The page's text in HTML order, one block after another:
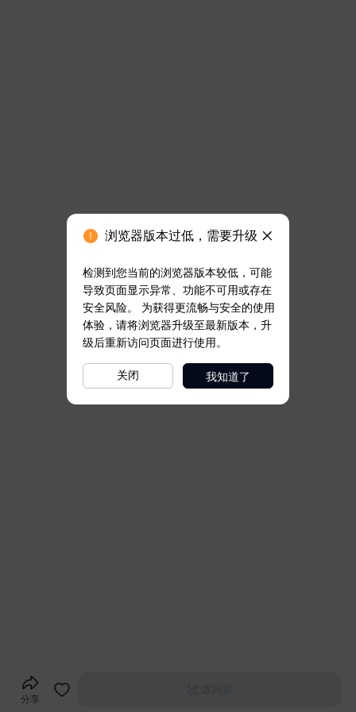
分享
浏览器版本过低，需要升级
检测到您当前的浏览器版本较低，可能
导致页面显示异常、功能不可用或存在
安全风险。 为获得更流畅与安全的使用
体验，请将浏览器升级至最新版本，升
级后重新访问页面进行使用。
关闭 我知道了